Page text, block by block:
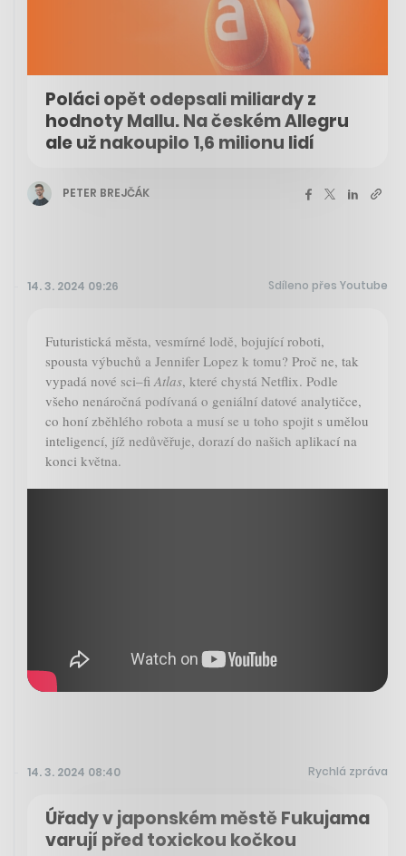
Poláci opět odepsali miliardy z
hodnoty Mallu. Na českém Allegru
ale už nakoupilo 1,6 milionu lidí
PETER BREJČÁK
14. 3. 2024 09:26 Sdíleno přes Youtube
Futuristická města, vesmírné lodě, bojující roboti,
spousta výbuchů a Jennifer Lopez k tomu? Proč ne, tak
vypadá nové sci–fi Atlas, které chystá Netflix. Podle
všeho nenáročná podívaná o geniální datové analytičce,
co honí zběhlého robota a musí se u toho spojit s umělou
inteligencí, jíž nedůvěřuje, dorazí do našich aplikací na
konci května.
14. 3. 2024 08:40 Rychlá zpráva
Úřady v japonském městě Fukujama
varují před toxickou kočkou